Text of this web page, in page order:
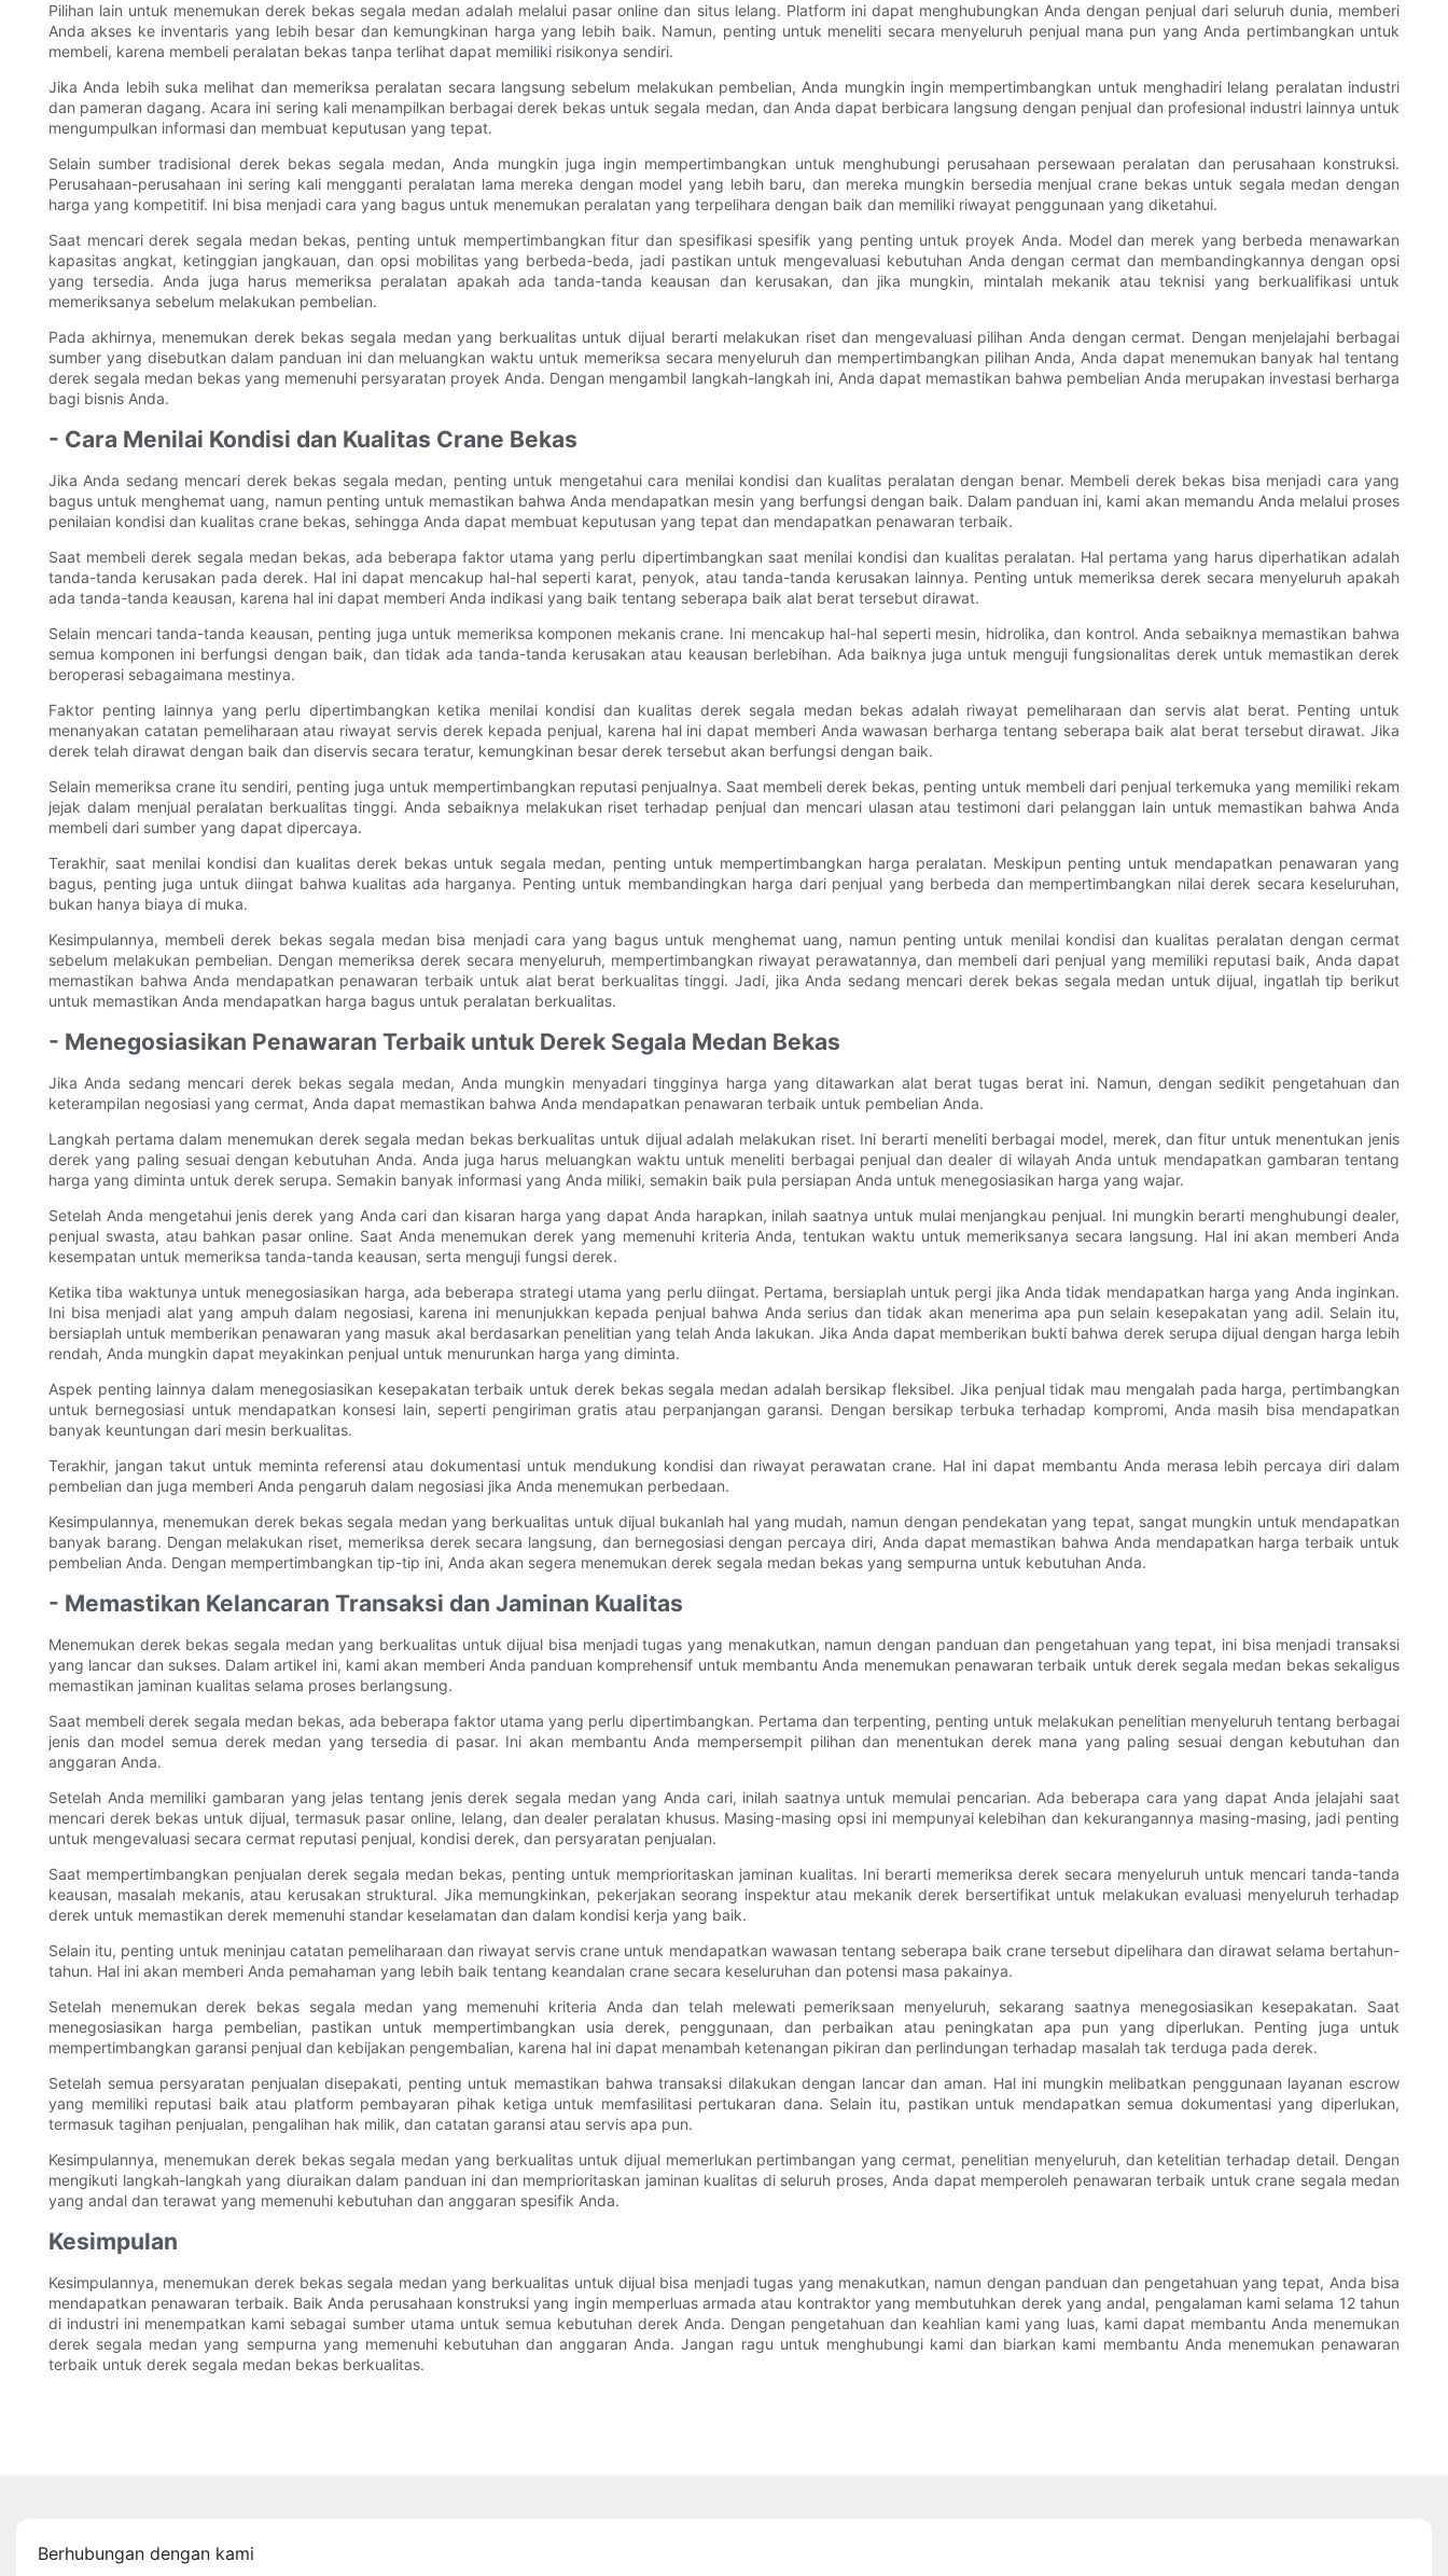
Pilihan lain untuk menemukan derek bekas segala medan adalah melalui pasar online dan situs lelang. Platform ini dapat menghubungkan Anda dengan penjual dari seluruh dunia, memberi
Anda akses ke inventaris yang lebih besar dan kemungkinan harga yang lebih baik. Namun, penting untuk meneliti secara menyeluruh penjual mana pun yang Anda pertimbangkan untuk
membeli, karena membeli peralatan bekas tanpa terlihat dapat memiliki risikonya sendiri.
Jika Anda lebih suka melihat dan memeriksa peralatan secara langsung sebelum melakukan pembelian, Anda mungkin ingin mempertimbangkan untuk menghadiri lelang peralatan industri
dan pameran dagang. Acara ini sering kali menampilkan berbagai derek bekas untuk segala medan, dan Anda dapat berbicara langsung dengan penjual dan profesional industri lainnya untuk
mengumpulkan informasi dan membuat keputusan yang tepat.
Selain sumber tradisional derek bekas segala medan, Anda mungkin juga ingin mempertimbangkan untuk menghubungi perusahaan persewaan peralatan dan perusahaan konstruksi.
Perusahaan-perusahaan ini sering kali mengganti peralatan lama mereka dengan model yang lebih baru, dan mereka mungkin bersedia menjual crane bekas untuk segala medan dengan
harga yang kompetitif. Ini bisa menjadi cara yang bagus untuk menemukan peralatan yang terpelihara dengan baik dan memiliki riwayat penggunaan yang diketahui.
Saat mencari derek segala medan bekas, penting untuk mempertimbangkan fitur dan spesifikasi spesifik yang penting untuk proyek Anda. Model dan merek yang berbeda menawarkan
kapasitas angkat, ketinggian jangkauan, dan opsi mobilitas yang berbeda-beda, jadi pastikan untuk mengevaluasi kebutuhan Anda dengan cermat dan membandingkannya dengan opsi
yang tersedia. Anda juga harus memeriksa peralatan apakah ada tanda-tanda keausan dan kerusakan, dan jika mungkin, mintalah mekanik atau teknisi yang berkualifikasi untuk
memeriksanya sebelum melakukan pembelian.
Pada akhirnya, menemukan derek bekas segala medan yang berkualitas untuk dijual berarti melakukan riset dan mengevaluasi pilihan Anda dengan cermat. Dengan menjelajahi berbagai
sumber yang disebutkan dalam panduan ini dan meluangkan waktu untuk memeriksa secara menyeluruh dan mempertimbangkan pilihan Anda, Anda dapat menemukan banyak hal tentang
derek segala medan bekas yang memenuhi persyaratan proyek Anda. Dengan mengambil langkah-langkah ini, Anda dapat memastikan bahwa pembelian Anda merupakan investasi berharga
bagi bisnis Anda.
- Cara Menilai Kondisi dan Kualitas Crane Bekas
Jika Anda sedang mencari derek bekas segala medan, penting untuk mengetahui cara menilai kondisi dan kualitas peralatan dengan benar. Membeli derek bekas bisa menjadi cara yang
bagus untuk menghemat uang, namun penting untuk memastikan bahwa Anda mendapatkan mesin yang berfungsi dengan baik. Dalam panduan ini, kami akan memandu Anda melalui proses
penilaian kondisi dan kualitas crane bekas, sehingga Anda dapat membuat keputusan yang tepat dan mendapatkan penawaran terbaik.
Saat membeli derek segala medan bekas, ada beberapa faktor utama yang perlu dipertimbangkan saat menilai kondisi dan kualitas peralatan. Hal pertama yang harus diperhatikan adalah
tanda-tanda kerusakan pada derek. Hal ini dapat mencakup hal-hal seperti karat, penyok, atau tanda-tanda kerusakan lainnya. Penting untuk memeriksa derek secara menyeluruh apakah
ada tanda-tanda keausan, karena hal ini dapat memberi Anda indikasi yang baik tentang seberapa baik alat berat tersebut dirawat.
Selain mencari tanda-tanda keausan, penting juga untuk memeriksa komponen mekanis crane. Ini mencakup hal-hal seperti mesin, hidrolika, dan kontrol. Anda sebaiknya memastikan bahwa
semua komponen ini berfungsi dengan baik, dan tidak ada tanda-tanda kerusakan atau keausan berlebihan. Ada baiknya juga untuk menguji fungsionalitas derek untuk memastikan derek
beroperasi sebagaimana mestinya.
Faktor penting lainnya yang perlu dipertimbangkan ketika menilai kondisi dan kualitas derek segala medan bekas adalah riwayat pemeliharaan dan servis alat berat. Penting untuk
menanyakan catatan pemeliharaan atau riwayat servis derek kepada penjual, karena hal ini dapat memberi Anda wawasan berharga tentang seberapa baik alat berat tersebut dirawat. Jika
derek telah dirawat dengan baik dan diservis secara teratur, kemungkinan besar derek tersebut akan berfungsi dengan baik.
Selain memeriksa crane itu sendiri, penting juga untuk mempertimbangkan reputasi penjualnya. Saat membeli derek bekas, penting untuk membeli dari penjual terkemuka yang memiliki rekam
jejak dalam menjual peralatan berkualitas tinggi. Anda sebaiknya melakukan riset terhadap penjual dan mencari ulasan atau testimoni dari pelanggan lain untuk memastikan bahwa Anda
membeli dari sumber yang dapat dipercaya.
Terakhir, saat menilai kondisi dan kualitas derek bekas untuk segala medan, penting untuk mempertimbangkan harga peralatan. Meskipun penting untuk mendapatkan penawaran yang
bagus, penting juga untuk diingat bahwa kualitas ada harganya. Penting untuk membandingkan harga dari penjual yang berbeda dan mempertimbangkan nilai derek secara keseluruhan,
bukan hanya biaya di muka.
Kesimpulannya, membeli derek bekas segala medan bisa menjadi cara yang bagus untuk menghemat uang, namun penting untuk menilai kondisi dan kualitas peralatan dengan cermat
sebelum melakukan pembelian. Dengan memeriksa derek secara menyeluruh, mempertimbangkan riwayat perawatannya, dan membeli dari penjual yang memiliki reputasi baik, Anda dapat
memastikan bahwa Anda mendapatkan penawaran terbaik untuk alat berat berkualitas tinggi. Jadi, jika Anda sedang mencari derek bekas segala medan untuk dijual, ingatlah tip berikut
untuk memastikan Anda mendapatkan harga bagus untuk peralatan berkualitas.
- Menegosiasikan Penawaran Terbaik untuk Derek Segala Medan Bekas
Jika Anda sedang mencari derek bekas segala medan, Anda mungkin menyadari tingginya harga yang ditawarkan alat berat tugas berat ini. Namun, dengan sedikit pengetahuan dan
keterampilan negosiasi yang cermat, Anda dapat memastikan bahwa Anda mendapatkan penawaran terbaik untuk pembelian Anda.
Langkah pertama dalam menemukan derek segala medan bekas berkualitas untuk dijual adalah melakukan riset. Ini berarti meneliti berbagai model, merek, dan fitur untuk menentukan jenis
derek yang paling sesuai dengan kebutuhan Anda. Anda juga harus meluangkan waktu untuk meneliti berbagai penjual dan dealer di wilayah Anda untuk mendapatkan gambaran tentang
harga yang diminta untuk derek serupa. Semakin banyak informasi yang Anda miliki, semakin baik pula persiapan Anda untuk menegosiasikan harga yang wajar.
Setelah Anda mengetahui jenis derek yang Anda cari dan kisaran harga yang dapat Anda harapkan, inilah saatnya untuk mulai menjangkau penjual. Ini mungkin berarti menghubungi dealer,
penjual swasta, atau bahkan pasar online. Saat Anda menemukan derek yang memenuhi kriteria Anda, tentukan waktu untuk memeriksanya secara langsung. Hal ini akan memberi Anda
kesempatan untuk memeriksa tanda-tanda keausan, serta menguji fungsi derek.
Ketika tiba waktunya untuk menegosiasikan harga, ada beberapa strategi utama yang perlu diingat. Pertama, bersiaplah untuk pergi jika Anda tidak mendapatkan harga yang Anda inginkan.
Ini bisa menjadi alat yang ampuh dalam negosiasi, karena ini menunjukkan kepada penjual bahwa Anda serius dan tidak akan menerima apa pun selain kesepakatan yang adil. Selain itu,
bersiaplah untuk memberikan penawaran yang masuk akal berdasarkan penelitian yang telah Anda lakukan. Jika Anda dapat memberikan bukti bahwa derek serupa dijual dengan harga lebih
rendah, Anda mungkin dapat meyakinkan penjual untuk menurunkan harga yang diminta.
Aspek penting lainnya dalam menegosiasikan kesepakatan terbaik untuk derek bekas segala medan adalah bersikap fleksibel. Jika penjual tidak mau mengalah pada harga, pertimbangkan
untuk bernegosiasi untuk mendapatkan konsesi lain, seperti pengiriman gratis atau perpanjangan garansi. Dengan bersikap terbuka terhadap kompromi, Anda masih bisa mendapatkan
banyak keuntungan dari mesin berkualitas.
Terakhir, jangan takut untuk meminta referensi atau dokumentasi untuk mendukung kondisi dan riwayat perawatan crane. Hal ini dapat membantu Anda merasa lebih percaya diri dalam
pembelian dan juga memberi Anda pengaruh dalam negosiasi jika Anda menemukan perbedaan.
Kesimpulannya, menemukan derek bekas segala medan yang berkualitas untuk dijual bukanlah hal yang mudah, namun dengan pendekatan yang tepat, sangat mungkin untuk mendapatkan
banyak barang. Dengan melakukan riset, memeriksa derek secara langsung, dan bernegosiasi dengan percaya diri, Anda dapat memastikan bahwa Anda mendapatkan harga terbaik untuk
pembelian Anda. Dengan mempertimbangkan tip-tip ini, Anda akan segera menemukan derek segala medan bekas yang sempurna untuk kebutuhan Anda.
- Memastikan Kelancaran Transaksi dan Jaminan Kualitas
Menemukan derek bekas segala medan yang berkualitas untuk dijual bisa menjadi tugas yang menakutkan, namun dengan panduan dan pengetahuan yang tepat, ini bisa menjadi transaksi
yang lancar dan sukses. Dalam artikel ini, kami akan memberi Anda panduan komprehensif untuk membantu Anda menemukan penawaran terbaik untuk derek segala medan bekas sekaligus
memastikan jaminan kualitas selama proses berlangsung.
Saat membeli derek segala medan bekas, ada beberapa faktor utama yang perlu dipertimbangkan. Pertama dan terpenting, penting untuk melakukan penelitian menyeluruh tentang berbagai
jenis dan model semua derek medan yang tersedia di pasar. Ini akan membantu Anda mempersempit pilihan dan menentukan derek mana yang paling sesuai dengan kebutuhan dan
anggaran Anda.
Setelah Anda memiliki gambaran yang jelas tentang jenis derek segala medan yang Anda cari, inilah saatnya untuk memulai pencarian. Ada beberapa cara yang dapat Anda jelajahi saat
mencari derek bekas untuk dijual, termasuk pasar online, lelang, dan dealer peralatan khusus. Masing-masing opsi ini mempunyai kelebihan dan kekurangannya masing-masing, jadi penting
untuk mengevaluasi secara cermat reputasi penjual, kondisi derek, dan persyaratan penjualan.
Saat mempertimbangkan penjualan derek segala medan bekas, penting untuk memprioritaskan jaminan kualitas. Ini berarti memeriksa derek secara menyeluruh untuk mencari tanda-tanda
keausan, masalah mekanis, atau kerusakan struktural. Jika memungkinkan, pekerjakan seorang inspektur atau mekanik derek bersertifikat untuk melakukan evaluasi menyeluruh terhadap
derek untuk memastikan derek memenuhi standar keselamatan dan dalam kondisi kerja yang baik.
Selain itu, penting untuk meninjau catatan pemeliharaan dan riwayat servis crane untuk mendapatkan wawasan tentang seberapa baik crane tersebut dipelihara dan dirawat selama bertahun-
tahun. Hal ini akan memberi Anda pemahaman yang lebih baik tentang keandalan crane secara keseluruhan dan potensi masa pakainya.
Setelah menemukan derek bekas segala medan yang memenuhi kriteria Anda dan telah melewati pemeriksaan menyeluruh, sekarang saatnya menegosiasikan kesepakatan. Saat
menegosiasikan harga pembelian, pastikan untuk mempertimbangkan usia derek, penggunaan, dan perbaikan atau peningkatan apa pun yang diperlukan. Penting juga untuk
mempertimbangkan garansi penjual dan kebijakan pengembalian, karena hal ini dapat menambah ketenangan pikiran dan perlindungan terhadap masalah tak terduga pada derek.
Setelah semua persyaratan penjualan disepakati, penting untuk memastikan bahwa transaksi dilakukan dengan lancar dan aman. Hal ini mungkin melibatkan penggunaan layanan escrow
yang memiliki reputasi baik atau platform pembayaran pihak ketiga untuk memfasilitasi pertukaran dana. Selain itu, pastikan untuk mendapatkan semua dokumentasi yang diperlukan,
termasuk tagihan penjualan, pengalihan hak milik, dan catatan garansi atau servis apa pun.
Kesimpulannya, menemukan derek bekas segala medan yang berkualitas untuk dijual memerlukan pertimbangan yang cermat, penelitian menyeluruh, dan ketelitian terhadap detail. Dengan
mengikuti langkah-langkah yang diuraikan dalam panduan ini dan memprioritaskan jaminan kualitas di seluruh proses, Anda dapat memperoleh penawaran terbaik untuk crane segala medan
yang andal dan terawat yang memenuhi kebutuhan dan anggaran spesifik Anda.
Kesimpulan
Kesimpulannya, menemukan derek bekas segala medan yang berkualitas untuk dijual bisa menjadi tugas yang menakutkan, namun dengan panduan dan pengetahuan yang tepat, Anda bisa
mendapatkan penawaran terbaik. Baik Anda perusahaan konstruksi yang ingin memperluas armada atau kontraktor yang membutuhkan derek yang andal, pengalaman kami selama 12 tahun
di industri ini menempatkan kami sebagai sumber utama untuk semua kebutuhan derek Anda. Dengan pengetahuan dan keahlian kami yang luas, kami dapat membantu Anda menemukan
derek segala medan yang sempurna yang memenuhi kebutuhan dan anggaran Anda. Jangan ragu untuk menghubungi kami dan biarkan kami membantu Anda menemukan penawaran
terbaik untuk derek segala medan bekas berkualitas.
Berhubungan dengan kami